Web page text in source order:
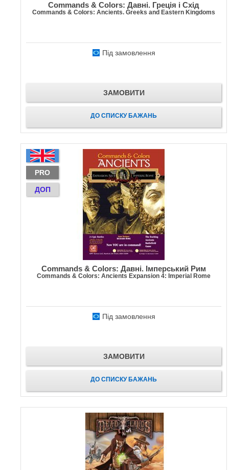
Commands & Colors: Давні. Греція і Схід
Commands & Colors: Ancients. Greeks and Eastern Kingdoms
Під замовлення
ЗАМОВИТИ
ДО СПИСКУ БАЖАНЬ
PRO
ДОП
Commands & Colors: Давні. Імперський Рим
Commands & Colors: Ancients Expansion 4: Imperial Rome
Під замовлення
ЗАМОВИТИ
ДО СПИСКУ БАЖАНЬ